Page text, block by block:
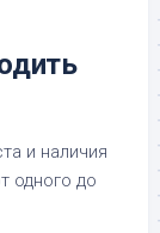
и наличия
одного до